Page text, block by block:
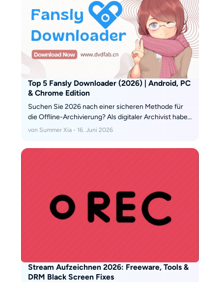
Inhalte der ARD Mediathek auch offline genießen. Wir
haben ausführliche Recherchen zu diesem Thema
durchgeführt, um Ihnen die besten Antworten zu
liefern.
Top 5 Fansly Downloader (2026) | Android, PC
& Chrome Edition
Suchen Sie 2026 nach einer sicheren Methode für
die Offline-Archivierung? Als digitaler Archivist habe
ich 5 Premium- und Open-Source-Tools (Android,
von Summer Xia - 16. Juni 2026
Stream Aufzeichnen 2026: Freeware, Tools &
DRM Black Screen Fixes